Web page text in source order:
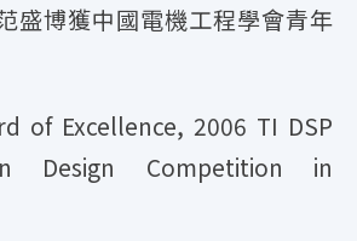
盛博獲中國電機工程學會青年
of Excellence, 2006 TI DSP
Design Competition in